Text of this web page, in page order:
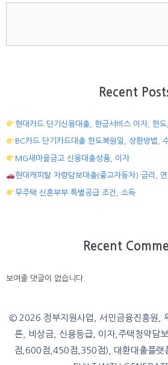
Recent
현대카드 단기신용대출, 현금서비스 이자, 한
BC카드 단기카드대출 한도복원일, 상환방법,
MG새마을금고 신용대출상품, 이자
현대캐피탈 차량담보대출(중고자동차) 금리,
무주택 신혼부부 특별공급 조건, 소득
Recent
보여줄 댓글이 없습니다.
© 2026 정부지원사업, 서민금융진흥원,
론, 비상금, 신용등급, 이자,주택청약담
점,600점,450점,350점), 대환대출플랫